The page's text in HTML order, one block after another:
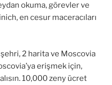
okuma, görevler ve
en cesur maceracıları
2 harita ve Moscovia
erişmek için,
10,000 zeny ücret